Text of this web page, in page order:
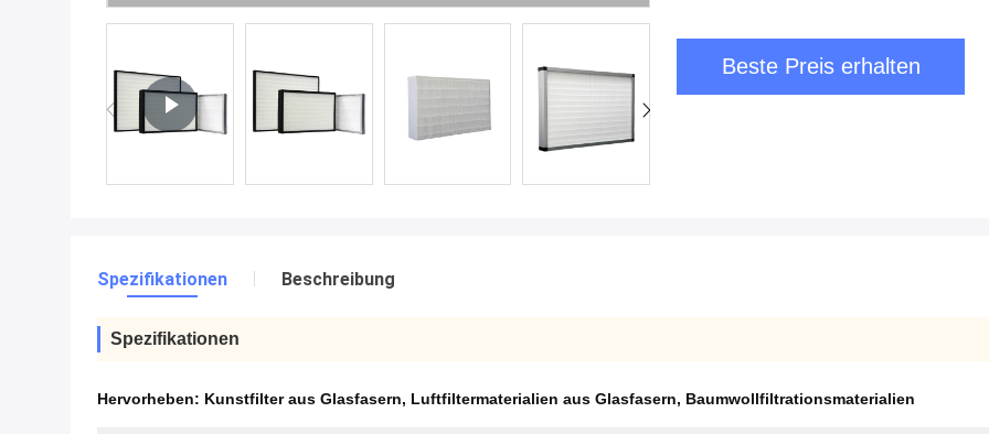
Beste Preis erhalten
Spezifikationen Beschreibung
Spezifikationen
Hervorheben: Kunstfilter aus Glasfasern, Luftfiltermaterialien aus Glasfasern, Baumwollfiltrationsmaterialien